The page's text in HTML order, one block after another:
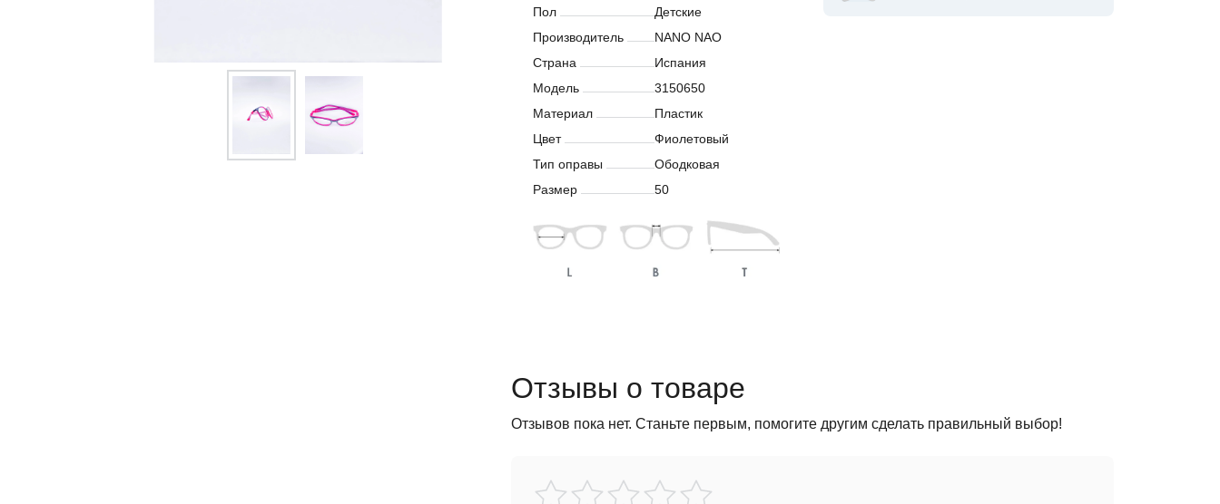
Пол
Детские
Производитель
NANO NAO
Страна
Испания
Модель
3150650
Материал
Пластик
Цвет
Фиолетовый
Тип оправы
Ободковая
Размер
50
Отзывы о товаре
Отзывов пока нет. Станьте первым, помогите другим сделать правильный выбор!